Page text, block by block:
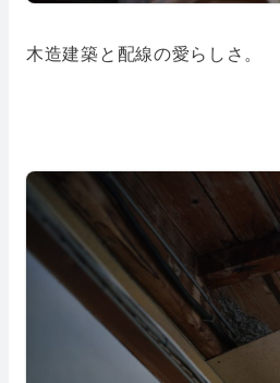
木造建築と配線の愛らしさ。